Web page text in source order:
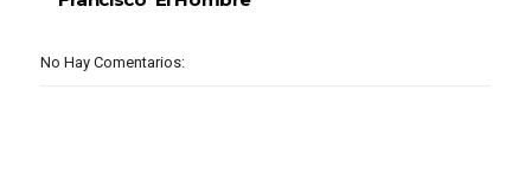
No Hay Comentarios: